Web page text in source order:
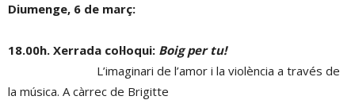
Diumenge, 6 de març:
18.00h. Xerrada col·loqui: Boig per tu!
L’imaginari de l’amor i la violència a través de
la música. A càrrec de Brigitte